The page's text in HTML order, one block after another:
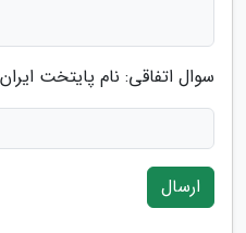
سوال اتفاقی: نام پایتخت
ارسال